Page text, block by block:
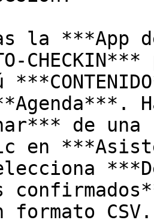
la ***App
de una
en
formato CSV.